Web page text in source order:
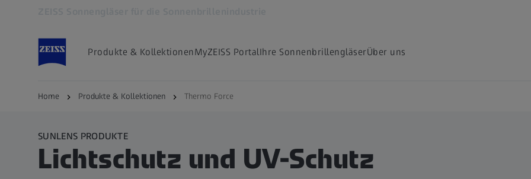
Produkte & KollektionenMyZEISS PortalIhre SonnenbrillengläserÜber uns
Home Produkte & Kollektionen Thermo Force
SUNLENS PRODUKTE
Lichtschutz und UV-Schutz